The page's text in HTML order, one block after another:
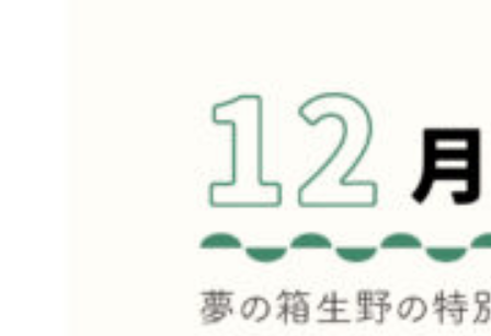
2 types of day service
care plan center
concierge desk
facilities